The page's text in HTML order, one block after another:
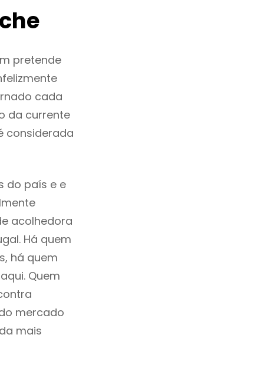
pretende
cada
da currente
considerada
do país e e
acolhedora
Há quem
há quem
Quem
mercado
mais